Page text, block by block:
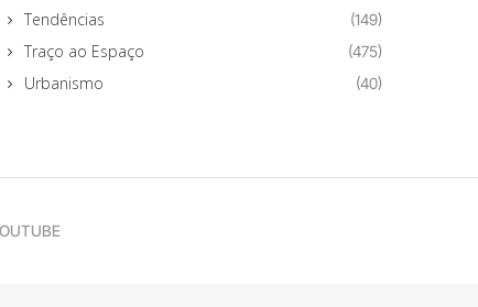
Tendências (149)
Traço ao Espaço (475)
Urbanismo (40)